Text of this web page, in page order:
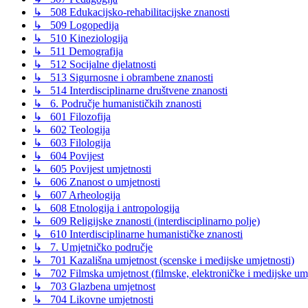
↳ 508 Edukacijsko-rehabilitacijske znanosti
↳ 509 Logopedija
↳ 510 Kineziologija
↳ 511 Demografija
↳ 512 Socijalne djelatnosti
↳ 513 Sigurnosne i obrambene znanosti
↳ 514 Interdisciplinarne društvene znanosti
↳ 6. Područje humanističkih znanosti
↳ 601 Filozofija
↳ 602 Teologija
↳ 603 Filologija
↳ 604 Povijest
↳ 605 Povijest umjetnosti
↳ 606 Znanost o umjetnosti
↳ 607 Arheologija
↳ 608 Etnologija i antropologija
↳ 609 Religijske znanosti (interdisciplinarno polje)
↳ 610 Interdisciplinarne humanističke znanosti
↳ 7. Umjetničko područje
↳ 701 Kazališna umjetnost (scenske i medijske umjetnosti)
↳ 702 Filmska umjetnost (filmske, elektroničke i medijske
↳ 703 Glazbena umjetnost
↳ 704 Likovne umjetnosti